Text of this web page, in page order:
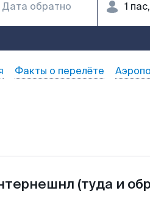
Факты о перелёте
(туда и